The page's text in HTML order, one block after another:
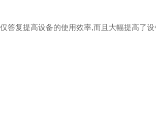
答复提高设备的使用效率,而且大幅提高了设